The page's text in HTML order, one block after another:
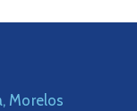
Morelos